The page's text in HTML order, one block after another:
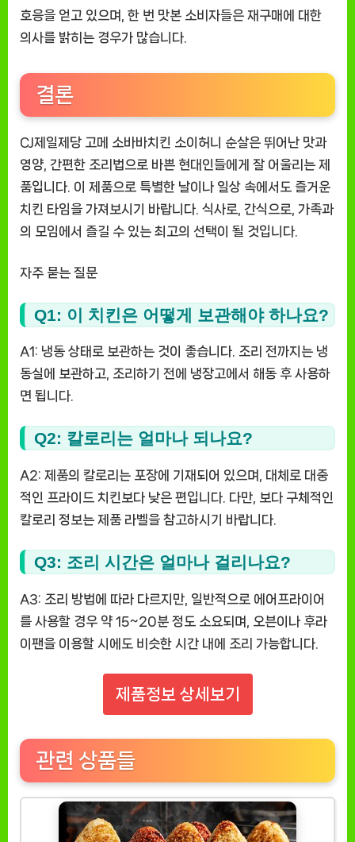
호응을 얻고 있으며, 한 번 맛본 소비자들은 재구매에 대한
의사를 밝히는 경우가 많습니다.
결론
CJ제일제당 고메 소바바치킨 소이허니 순살은 뛰어난 맛과
영양, 간편한 조리법으로 바쁜 현대인들에게 잘 어울리는 제
품입니다. 이 제품으로 특별한 날이나 일상 속에서도 즐거운
치킨 타임을 가져보시기 바랍니다. 식사로, 간식으로, 가족과
의 모임에서 즐길 수 있는 최고의 선택이 될 것입니다.
자주 묻는 질문
Q1: 이 치킨은 어떻게 보관해야 하나요?
A1: 냉동 상태로 보관하는 것이 좋습니다. 조리 전까지는 냉
동실에 보관하고, 조리하기 전에 냉장고에서 해동 후 사용하
면 됩니다.
Q2: 칼로리는 얼마나 되나요?
A2: 제품의 칼로리는 포장에 기재되어 있으며, 대체로 대중
적인 프라이드 치킨보다 낮은 편입니다. 다만, 보다 구체적인
칼로리 정보는 제품 라벨을 참고하시기 바랍니다.
Q3: 조리 시간은 얼마나 걸리나요?
A3: 조리 방법에 따라 다르지만, 일반적으로 에어프라이어
를 사용할 경우 약 15~20분 정도 소요되며, 오븐이나 후라
이팬을 이용할 시에도 비슷한 시간 내에 조리 가능합니다.
제품정보 상세보기
관련 상품들